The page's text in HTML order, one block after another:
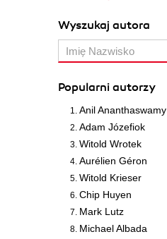
Wyszukaj autora
Popularni autorzy
Anil Ananthaswamy
Adam Józefiok
Witold Wrotek
Aurélien Géron
Witold Krieser
Chip Huyen
Mark Lutz
Michael Albada